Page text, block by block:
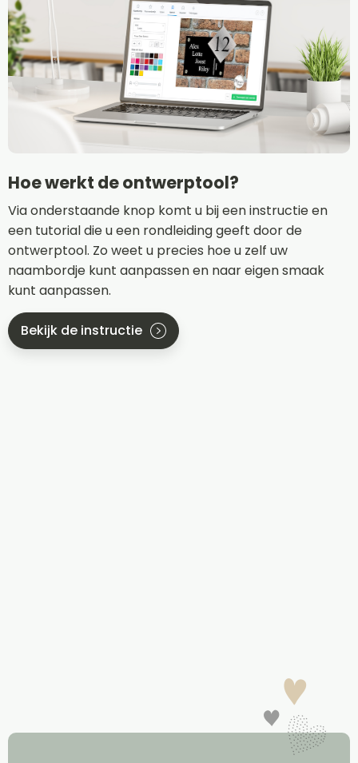
Hoe werkt de ontwerptool?
Via onderstaande knop komt u bij een instructie en
een tutorial die u een rondleiding geeft door de
ontwerptool. Zo weet u precies hoe u zelf uw
naambordje kunt aanpassen en naar eigen smaak
kunt aanpassen.
Bekijk de instructie